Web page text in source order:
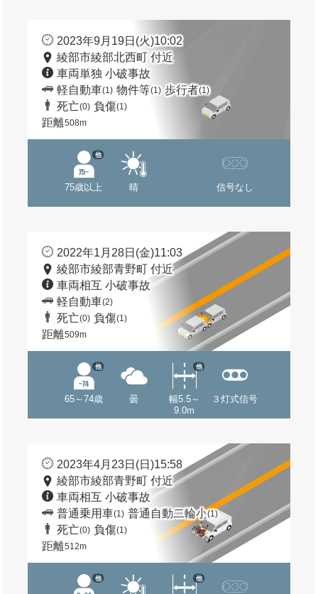
2023年9月19日(火)10:02
綾部市綾部北西町 付近
車両単独 小破事故
軽自動車(1) 物件等(1) 歩行者(1)
死亡(0) 負傷(1)
距離508m
75歳以上
他
晴 信号なし
2022年1月28日(金)11:03
綾部市綾部青野町 付近
車両相互 小破事故
軽自動車(2)
死亡(0) 負傷(1)
距離509m
65～74歳
他
曇
幅5.5～
9.0m
他
３灯式信号
2023年4月23日(日)15:58
綾部市綾部青野町 付近
車両相互 小破事故
普通乗用車(1) 普通自動二輪小(1)
死亡(0) 負傷(1)
距離512m
他 他